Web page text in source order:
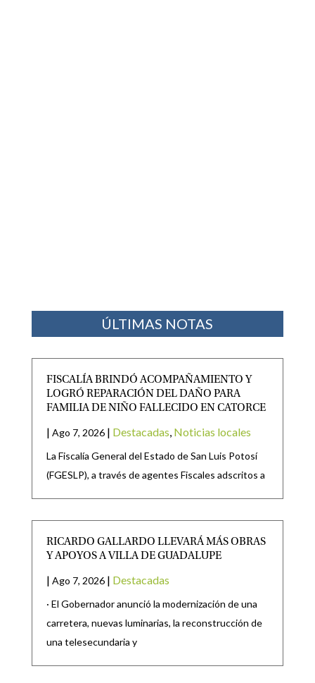
ÚLTIMAS NOTAS
FISCALÍA BRINDÓ ACOMPAÑAMIENTO Y
LOGRÓ REPARACIÓN DEL DAÑO PARA
FAMILIA DE NIÑO FALLECIDO EN CATORCE
| Ago 7, 2026 | Destacadas Noticias locales
La Fiscalía General del Estado de San Luis Potosí
(FGESLP), a través de agentes Fiscales adscritos a
RICARDO GALLARDO LLEVARÁ MÁS OBRAS
Y APOYOS A VILLA DE GUADALUPE
| Ago 7, 2026 | Destacadas
· El Gobernador anunció la modernización de una
carretera, nuevas luminarias, la reconstrucción de
una telesecundaria y